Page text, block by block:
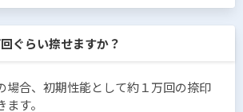
ぐらい捺せますか？
場合、初期性能として約１万回の捺印
す。